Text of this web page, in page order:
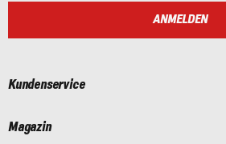
ANMELDEN
Kundenservice
Magazin